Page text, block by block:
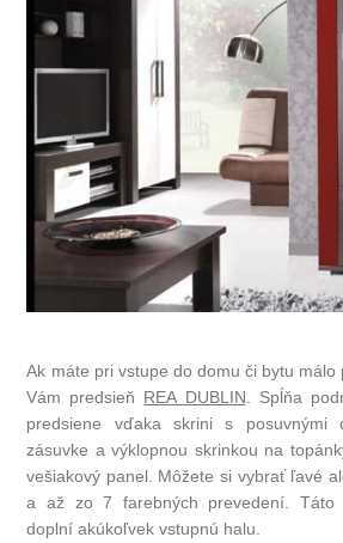
Ak máte pri vstupe do domu či bytu
Vám predsieň REA DUBLIN . Spĺňa
predsiene vďaka skrini s posuvnými
zásuvke a výklopnou skrinkou na
vešiakový panel. Môžete si vybrať ľavé
a až zo 7 farebných prevedení. Táto
doplní akúkoľvek vstupnú halu.